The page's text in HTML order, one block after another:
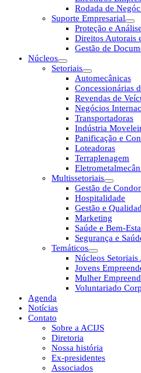
Rodada de
Suporte Empresarial
Proteção e
Direitos Autorais
Gestão de
Núcleos
Setoriais
Automecânicas
Concessionárias
Revendas de
Negócios
Transportadoras
Indústria
Panificação e
Loteadoras
Terraplenagem
Multissetoriais
Gestão de
Hospitalidade
Gestão e
Marketing
Saúde e Bem-
Segurança e
Temáticos
Núcleos Setoriais
Jovens
Mulher
Voluntariado
Agenda
Notícias
Contato
Sobre a ACIJS
Diretoria
Nossa história
Ex-presidentes
Associados